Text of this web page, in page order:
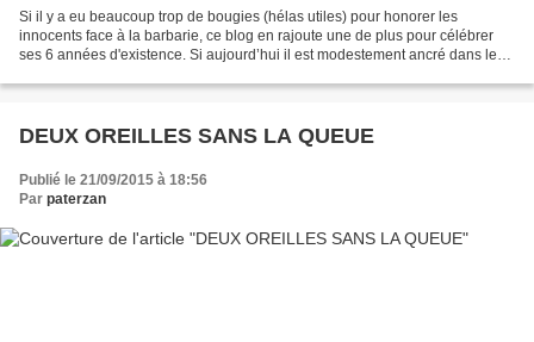
Si il y a eu beaucoup trop de bougies (hélas utiles) pour honorer les
innocents face à la barbarie, ce blog en rajoute une de plus pour célébrer
ses 6 années d'existence. Si aujourd’hui il est modestement ancré dans le
DEUX OREILLES SANS LA QUEUE
Publié le 21/09/2015 à 18:56
Par paterzan